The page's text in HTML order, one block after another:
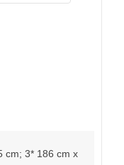
cm; 3* 186 cm x